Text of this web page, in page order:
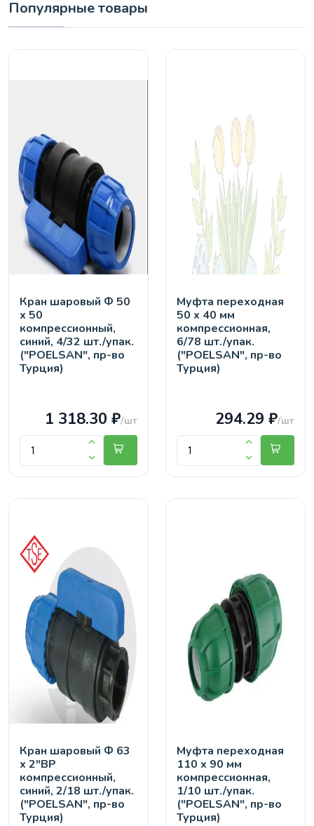
Популярные товары
Кран шaровый Ф 50
х 50
компрессионный,
синий, 4/32 шт./упак.
("POELSAN", пр-во
Турция)
1 318.30 ₽/шт
Муфта переходная
50 х 40 мм
компрессионная,
6/78 шт./упак.
("POELSAN", пр-во
Турция)
294.29 ₽/шт
Кран шaровый Ф 63
х 2"ВР
компрессионный,
синий, 2/18 шт./упак.
("POELSAN", пр-во
Турция)
Муфта переходная
110 х 90 мм
компрессионная,
1/10 шт./упак.
("POELSAN", пр-во
Турция)